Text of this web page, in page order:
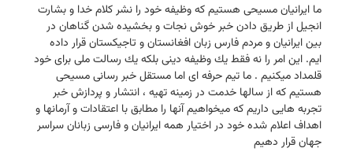
ما ایرانیان مسیحی هستیم كه وظیفه خود را نشر كلام خدا و بشارت
انجیل از طریق دادن خبر خوش نجات و بخشیده شدن گناهان در
بین ایرانیان و مردم فارس زبان افغانستان و تاجیكستان قرار داده
ایم. این امر را نه فقط یك وظیفه دینی بلكه یك رسالت ملی برای خود
قلمداد میكنیم . ما تیم حرفه ای اما مستقل خبر رسانی مسیحی
هستیم كه از سالها خدمت در زمینه تهیه ، انتشار و پردازش خبر
تجربه هایی داریم كه میخواهیم آنها را مطابق با اعتقادات و آرمانها و
اهداف اعلام شده خود در اختیار همه ایرانیان و فارسی زبانان سراسر
جهان قرار دهیم